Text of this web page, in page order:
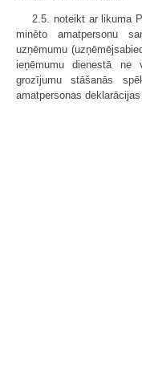
2.5. noteikt ar likuma
minēto amatpersonu
uzņēmumu
ieņēmumu dienestā
grozījumu stāšanās
amatpersonas